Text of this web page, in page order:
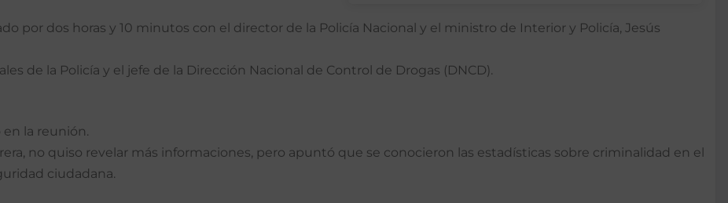
por dos horas y 10 minutos con el director de la Policía Nacional y el ministro de Interior y Policía, Jesús
de la Policía y el jefe de la Dirección Nacional de Control de Drogas (DNCD).
en la reunión.
no quiso revelar más informaciones, pero apuntó que se conocieron las estadísticas sobre criminalidad en el
ciudadana.